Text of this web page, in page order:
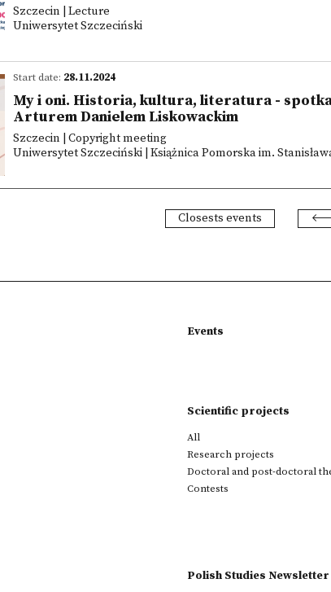
Szczecin | Lecture
Uniwersytet Szczeciński
Start date: 28.11.2024
My i oni. Historia, kultura, literatura -
Arturem Danielem Liskowackim
Szczecin | Copyright meeting
Uniwersytet Szczeciński | Książnica Pomorska im.
Closests events
Events
Scientific projects
All
Research projects
Doctoral and post-doctoral
Contests
Polish Studies Newsletter